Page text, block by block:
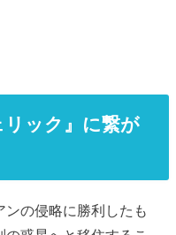
リック』に繋が
の侵略に勝利したも